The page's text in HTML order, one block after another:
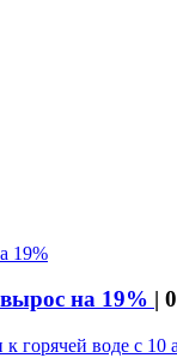
на 19% |